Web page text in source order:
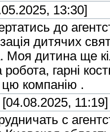
13:30]
до
дитячих
Моя дитина ще
робота, гарні
компанію .
[04.08.2025, 11:19]
с